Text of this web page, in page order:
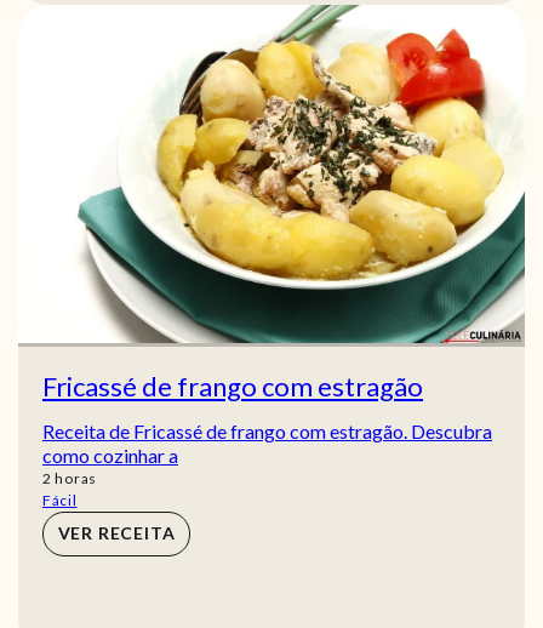
Fricassé de frango com estragão
Receita de Fricassé de frango com estragão. Descubra
como cozinhar a
2 horas
horas
Fácil
VER RECEITA